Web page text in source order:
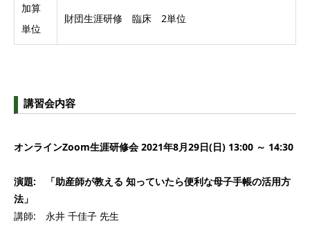
加算
単位
財団生涯研修 臨床 2単位
講習会内容
オンラインZoom生涯研修会 2021年8月29日(日) 13:00 ～ 14:30
演題: 「助産師が教える 知っていたら便利な母子手帳の活用方
法」
講師: 永井 千佳子 先生